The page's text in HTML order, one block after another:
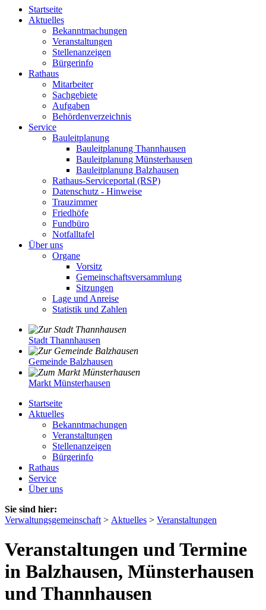
Startseite
Aktuelles
Bekanntmachungen
Veranstaltungen
Stellenanzeigen
Bürgerinfo
Rathaus
Mitarbeiter
Sachgebiete
Aufgaben
Behördenverzeichnis
Service
Bauleitplanung
Bauleitplanung Thannhausen
Bauleitplanung Münsterhausen
Bauleitplanung Balzhausen
Rathaus-Serviceportal (RSP)
Datenschutz - Hinweise
Trauzimmer
Friedhöfe
Fundbüro
Notfalltafel
Über uns
Organe
Vorsitz
Gemeinschaftsversammlung
Sitzungen
Lage und Anreise
Statistik und Zahlen
Stadt Thannhausen
Gemeinde Balzhausen
Markt Münsterhausen
Startseite
Aktuelles
Bekanntmachungen
Veranstaltungen
Stellenanzeigen
Bürgerinfo
Rathaus
Service
Über uns
Sie sind hier:
Verwaltungsgemeinschaft > Aktuelles > Veranstaltungen
Veranstaltungen und Termine
in Balzhausen, Münsterhausen
und Thannhausen